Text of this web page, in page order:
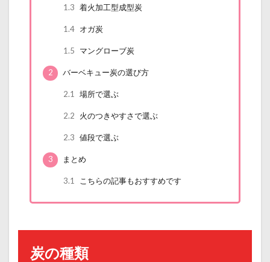
1.3 着火加工型成型炭
1.4 オガ炭
1.5 マングローブ炭
2 バーベキュー炭の選び方
2.1 場所で選ぶ
2.2 火のつきやすさで選ぶ
2.3 値段で選ぶ
3 まとめ
3.1 こちらの記事もおすすめです
炭の種類